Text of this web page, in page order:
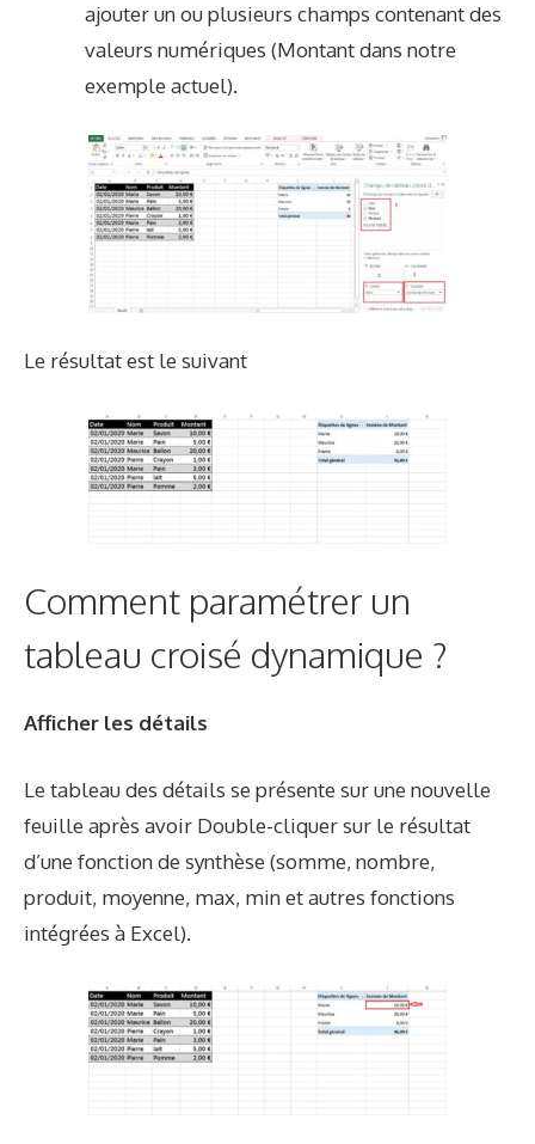
ajouter un ou plusieurs champs contenant des
valeurs numériques (Montant dans notre
exemple actuel).
Le résultat est le suivant
Comment paramétrer un
tableau croisé dynamique ?
Afficher les détails
Le tableau des détails se présente sur une nouvelle
feuille après avoir Double-cliquer sur le résultat
d’une fonction de synthèse (somme, nombre,
produit, moyenne, max, min et autres fonctions
intégrées à Excel).